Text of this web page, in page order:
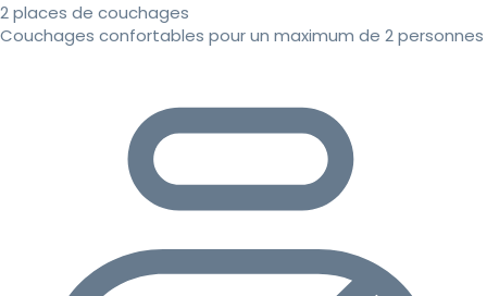
2 places de couchages
Couchages confortables pour un maximum de 2 personnes